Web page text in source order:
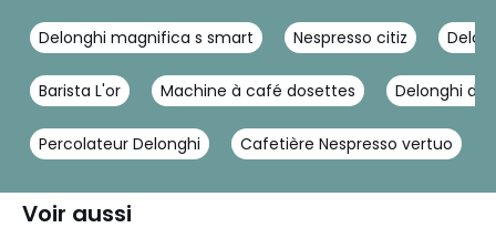
Delonghi magnifica s smart Nespresso citiz
Barista L'or Machine à café dosettes Delonghi
Percolateur Delonghi Cafetière Nespresso vertuo
Voir aussi